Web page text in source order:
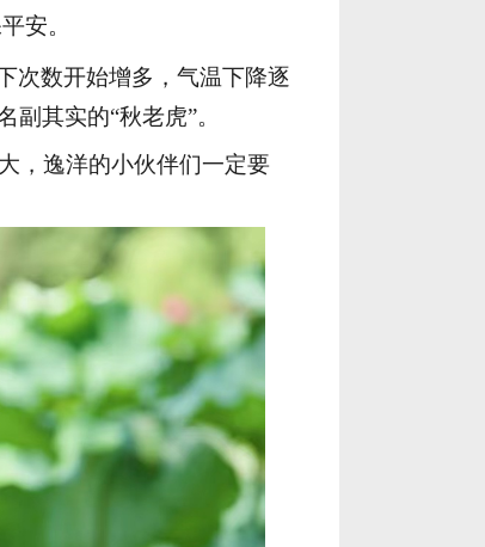
安。
次数开始增多，气温下降逐
副其实的“秋老虎”。
，逸洋的小伙伴们一定要